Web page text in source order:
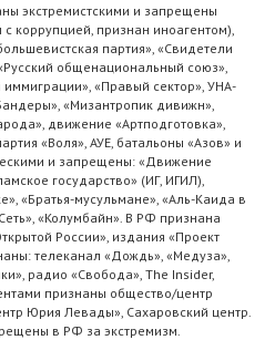
экстремистскими и запрещены
коррупцией, признан иноагентом),
партия», «Свидетели
общенациональный союз»,
«Правый сектор», УНА-
«Мизантропик дивижн»,
движение «Артподготовка»,
«Воля», АУЕ, батальоны «Азов» и
и запрещены: «Движение
государство» (ИГ, ИГИЛ),
«Братья-мусульмане», «Аль-Каида в
«Колумбайн». В РФ признана
России», издания «Проект
телеканал «Дождь», «Медуза»,
радио «Свобода», The Insider,
признаны общество/центр
Юрия Левады», Сахаровский центр.
в РФ за экстремизм.